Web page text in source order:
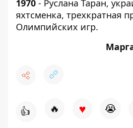
1970 - Руслана Таран,
яхтсменка, трехкратная
Олимпийских игр.
👍 🔥 ♥ 😭